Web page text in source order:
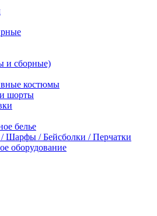
и сборные)
костюмы
шорты
белье
Шарфы / Бейсболки / Перчатки
оборудование